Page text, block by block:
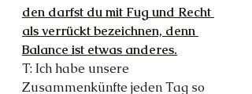
den darfst du mit Fug und Recht
als verrückt bezeichnen, denn
Balance ist etwas anderes.
T: Ich habe unsere
Zusammenkünfte jeden Tag so